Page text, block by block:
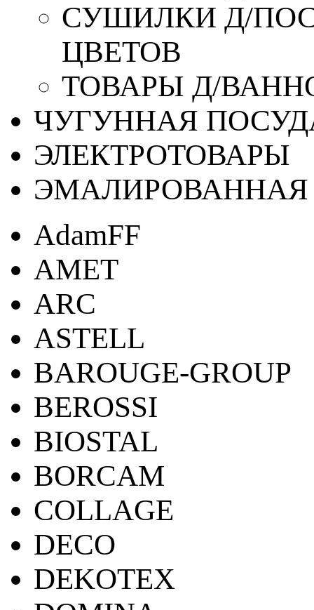
СУШИЛКИ Д/
ЦВЕТОВ
ТОВАРЫ Д/
ЧУГУННАЯ
ЭЛЕКТРОТОВАРЫ
ЭМАЛИРОВАННАЯ
AdamFF
AMET
ARC
ASTELL
BAROUGE-GROUP
BEROSSI
BIOSTAL
BORCAM
COLLAGE
DECO
DEKOTEX